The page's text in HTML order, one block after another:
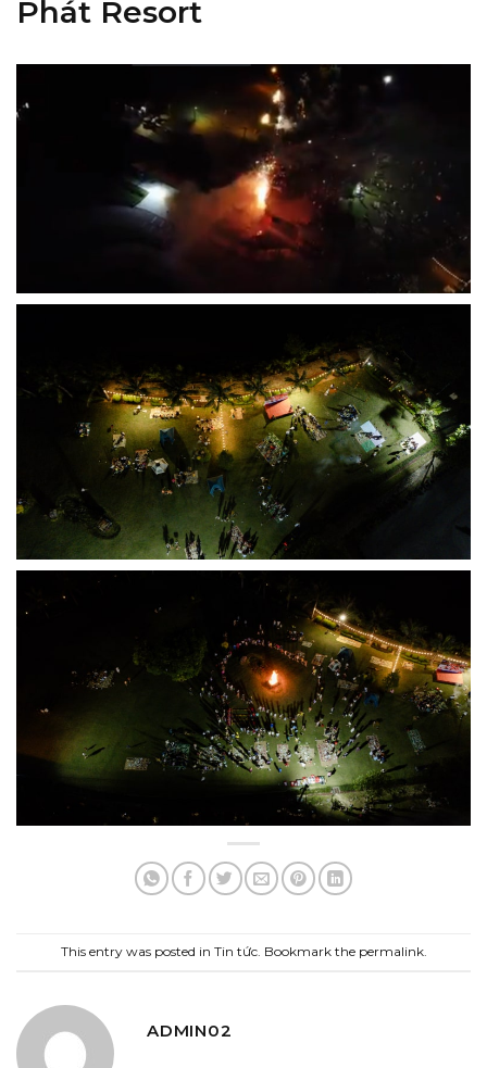
Phát Resort
This entry was posted in Tin tức. Bookmark the permalink.
ADMIN02